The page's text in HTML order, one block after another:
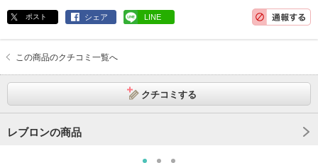
ポスト シェア LINE
この商品のクチコミ一覧へ
クチコミする
レブロンの商品